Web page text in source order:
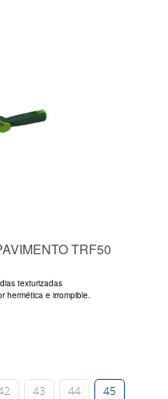
TRF50
texturizadas
hermética e irrompible.
43 44
45